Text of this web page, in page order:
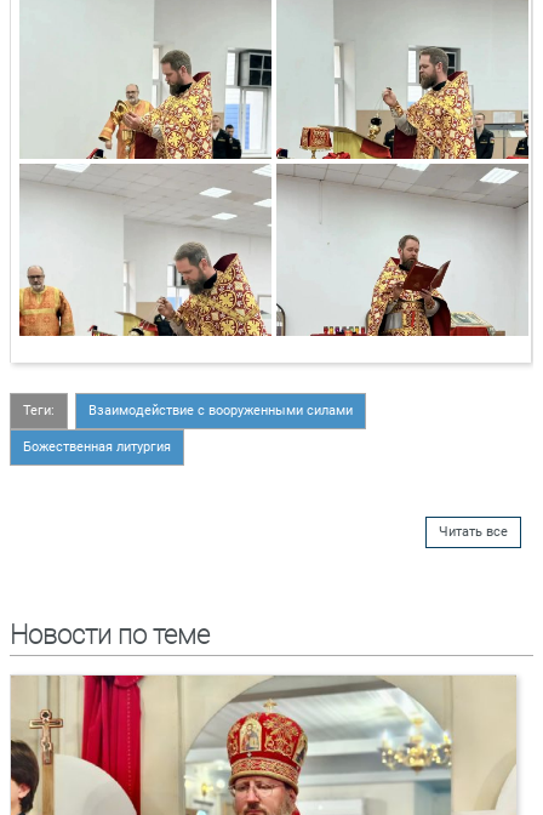
Теги: Взаимодействие с вооруженными силами
Божественная литургия
Читать все
Новости по теме